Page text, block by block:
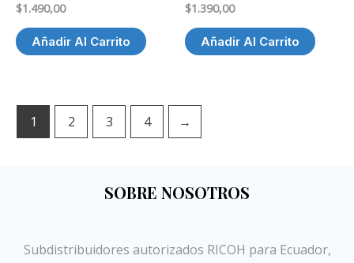
$1.490,00
Añadir Al Carrito
$1.390,00
Añadir Al Carrito
1 2 3 4 →
SOBRE NOSOTROS
Subdistribuidores autorizados RICOH para Ecuador,